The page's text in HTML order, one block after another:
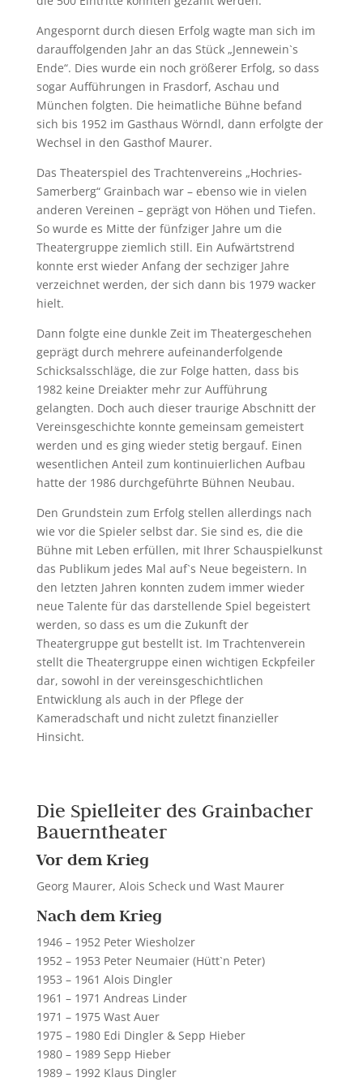
Angespornt durch diesen Erfolg wagte man sich im
darauffolgenden Jahr an das Stück „Jennewein`s
Ende“. Dies wurde ein noch größerer Erfolg, so dass
sogar Aufführungen in Frasdorf, Aschau und
München folgten. Die heimatliche Bühne befand
sich bis 1952 im Gasthaus Wörndl, dann erfolgte der
Wechsel in den Gasthof Maurer.
Das Theaterspiel des Trachtenvereins „Hochries-
Samerberg“ Grainbach war – ebenso wie in vielen
anderen Vereinen – geprägt von Höhen und Tiefen.
So wurde es Mitte der fünfziger Jahre um die
Theatergruppe ziemlich still. Ein Aufwärtstrend
konnte erst wieder Anfang der sechziger Jahre
verzeichnet werden, der sich dann bis 1979 wacker
hielt.
Dann folgte eine dunkle Zeit im Theatergeschehen
geprägt durch mehrere aufeinanderfolgende
Schicksalsschläge, die zur Folge hatten, dass bis
1982 keine Dreiakter mehr zur Aufführung
gelangten. Doch auch dieser traurige Abschnitt der
Vereinsgeschichte konnte gemeinsam gemeistert
werden und es ging wieder stetig bergauf. Einen
wesentlichen Anteil zum kontinuierlichen Aufbau
hatte der 1986 durchgeführte Bühnen Neubau.
Den Grundstein zum Erfolg stellen allerdings nach
wie vor die Spieler selbst dar. Sie sind es, die die
Bühne mit Leben erfüllen, mit Ihrer Schauspielkunst
das Publikum jedes Mal auf`s Neue begeistern. In
den letzten Jahren konnten zudem immer wieder
neue Talente für das darstellende Spiel begeistert
werden, so dass es um die Zukunft der
Theatergruppe gut bestellt ist. Im Trachtenverein
stellt die Theatergruppe einen wichtigen Eckpfeiler
dar, sowohl in der vereinsgeschichtlichen
Entwicklung als auch in der Pflege der
Kameradschaft und nicht zuletzt finanzieller
Hinsicht.
Die Spielleiter des Grainbacher
Bauerntheater
Vor dem Krieg
Georg Maurer, Alois Scheck und Wast Maurer
Nach dem Krieg
1946 – 1952 Peter Wiesholzer
1952 – 1953 Peter Neumaier (Hütt`n Peter)
1953 – 1961 Alois Dingler
1961 – 1971 Andreas Linder
1971 – 1975 Wast Auer
1975 – 1980 Edi Dingler & Sepp Hieber
1980 – 1989 Sepp Hieber
1989 – 1992 Klaus Dingler